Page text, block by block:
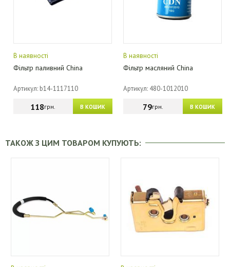
В наявності
Фільтр паливний China
Артикул: b14-1117110
В КОШИК
118грн.
В наявності
Фільтр масляний China
Артикул: 480-1012010
В КОШИК
79грн.
ТАКОЖ З ЦИМ ТОВАРОМ КУПУЮТЬ: